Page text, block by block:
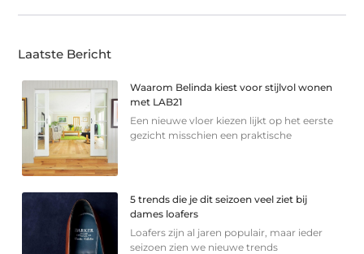
Laatste Bericht
Waarom Belinda kiest voor stijlvol wonen
met LAB21
Een nieuwe vloer kiezen lijkt op het eerste
gezicht misschien een praktische
5 trends die je dit seizoen veel ziet bij
dames loafers
Loafers zijn al jaren populair, maar ieder
seizoen zien we nieuwe trends